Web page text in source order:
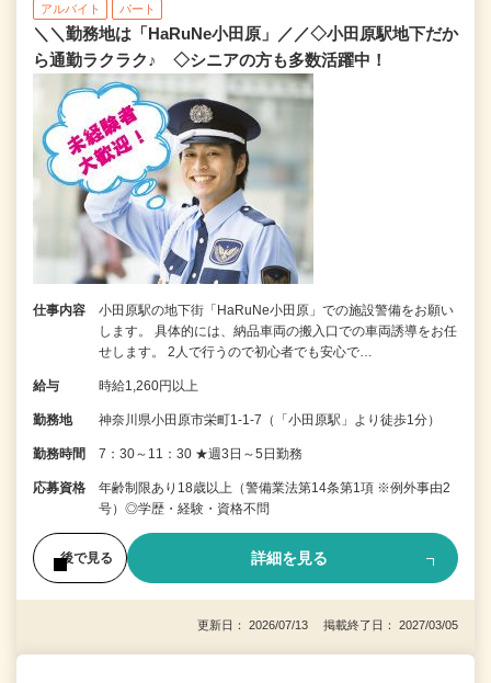
アルバイト パート
＼＼勤務地は「HaRuNe小田原」／／◇小田原駅地下だか
ら通勤ラクラク♪ ◇シニアの方も多数活躍中！
仕事内容
小田原駅の地下街「HaRuNe小田原」での施設警備をお願い
します。 具体的には、納品車両の搬入口での車両誘導をお任
せします。 2人で行うので初心者でも安心で…
給与 時給1,260円以上
勤務地 神奈川県小田原市栄町1-1-7（「小田原駅」より徒歩1分）
勤務時間 7：30～11：30 ★週3日～5日勤務
応募資格
年齢制限あり18歳以上（警備業法第14条第1項 ※例外事由2
号）◎学歴・経験・資格不問
後で見る 詳細を見る
更新日： 2026/07/13 掲載終了日： 2027/03/05